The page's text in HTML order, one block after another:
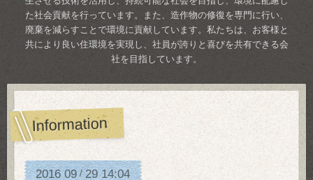
た社会貢献を行っています。また、造作物の修復を専門に行い、
廃棄を減らすことで環境に貢献しています。私たちは、お客様と
共により良い住環境を実現し、社員が誇りと喜びを共有できる会
社を目指しています。
Information
2016 09/29 14:04